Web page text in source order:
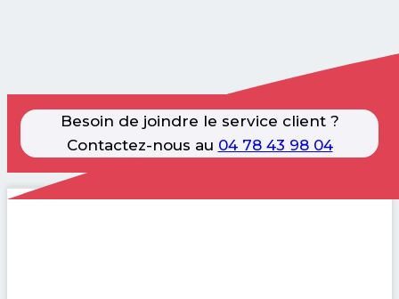
Besoin de joindre le service client ?
Contactez-nous au 04 78 43 98 04
Aller